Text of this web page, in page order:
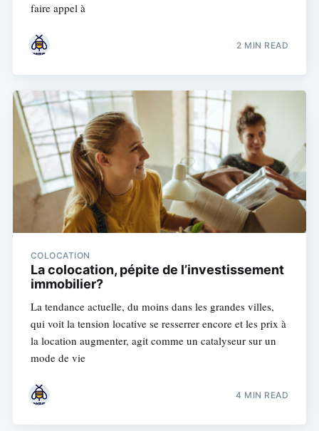
faire appel à
2 MIN READ
COLOCATION
La colocation, pépite de l’investissement
immobilier?
La tendance actuelle, du moins dans les grandes villes,
qui voit la tension locative se resserrer encore et les prix à
la location augmenter, agit comme un catalyseur sur un
mode de vie
4 MIN READ